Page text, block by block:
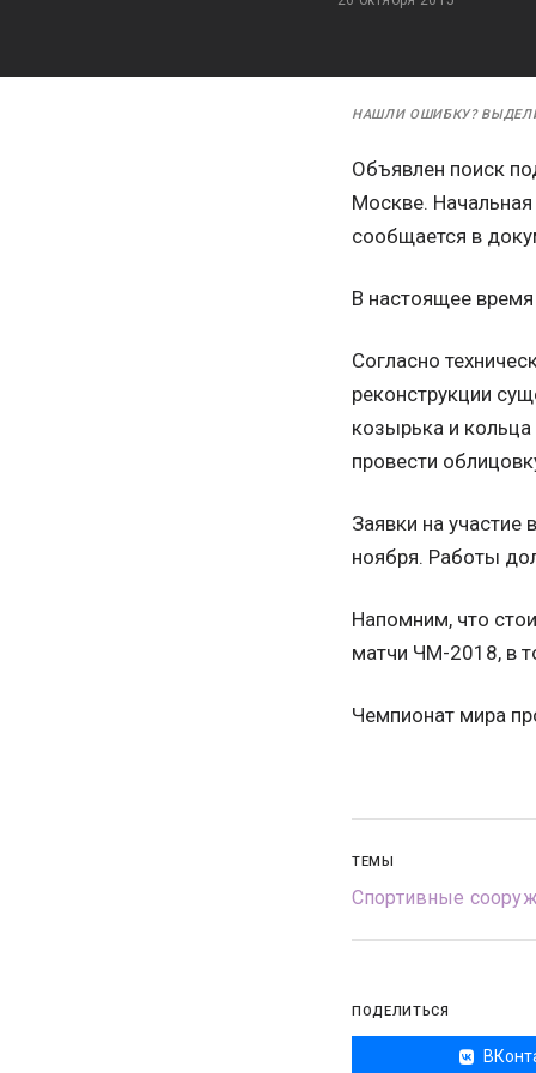
НАШЛИ ОШИБКУ?
Объявлен поиск
Москве.
сообщается в
В настоящее
Согласно
реконструкции
козырька и
провести
Заявки на участие
ноября. Работы
Напомним, что
матчи ЧМ-2018, в
Чемпионат мира
ТЕМЫ
Спортивные
ПОДЕЛИТЬСЯ